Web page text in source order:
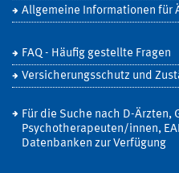
Allgemeine Informationen für
FAQ - Häufig gestellte Fragen
Versicherungsschutz und
Für die Suche nach D-Ärzten,
Psychotherapeuten/innen,
Datenbanken zur Verfügung